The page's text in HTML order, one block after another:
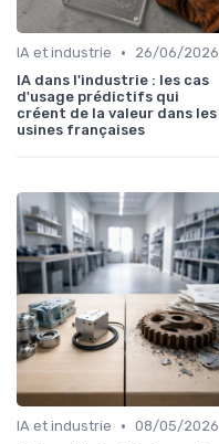
IA et industrie •
26/06/2026
IA dans l'industrie : les cas
d'usage prédictifs qui
créent de la valeur dans les
usines françaises
IA et industrie • 08/05/2026